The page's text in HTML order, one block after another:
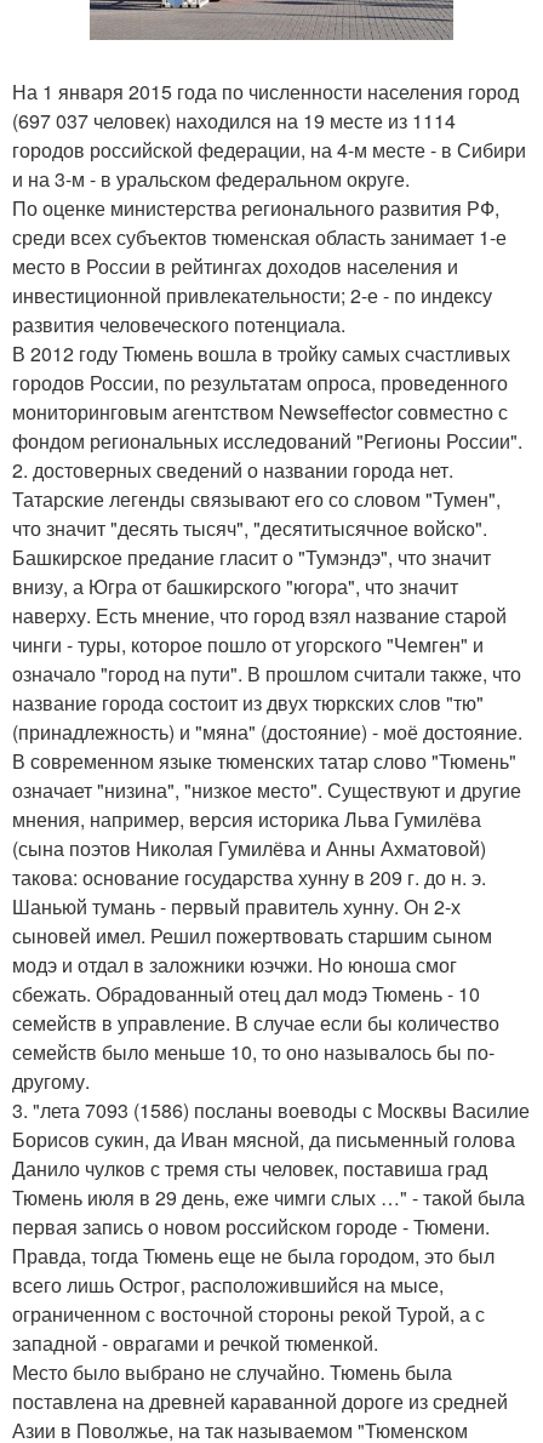
На 1 января 2015 года по численности населения город
(697 037 человек) находился на 19 месте из 1114
городов российской федерации, на 4-м месте - в Сибири
и на 3-м - в уральском федеральном округе.
По оценке министерства регионального развития РФ,
среди всех субъектов тюменская область занимает 1-е
место в России в рейтингах доходов населения и
инвестиционной привлекательности; 2-е - по индексу
развития человеческого потенциала.
В 2012 году Тюмень вошла в тройку самых счастливых
городов России, по результатам опроса, проведенного
мониторинговым агентством Newseffector совместно с
фондом региональных исследований "Регионы России".
2. достоверных сведений о названии города нет.
Татарские легенды связывают его со словом "Тумен",
что значит "десять тысяч", "десятитысячное войско".
Башкирское предание гласит о "Тумэндэ", что значит
внизу, а Югра от башкирского "югора", что значит
наверху. Есть мнение, что город взял название старой
чинги - туры, которое пошло от угорского "Чемген" и
означало "город на пути". В прошлом считали также, что
название города состоит из двух тюркских слов "тю"
(принадлежность) и "мяна" (достояние) - моё достояние.
В современном языке тюменских татар слово "Тюмень"
означает "низина", "низкое место". Существуют и другие
мнения, например, версия историка Льва Гумилёва
(сына поэтов Николая Гумилёва и Анны Ахматовой)
такова: основание государства хунну в 209 г. до н. э.
Шаньюй тумань - первый правитель хунну. Он 2-х
сыновей имел. Решил пожертвовать старшим сыном
модэ и отдал в заложники юэчжи. Но юноша смог
сбежать. Обрадованный отец дал модэ Тюмень - 10
семейств в управление. В случае если бы количество
семейств было меньше 10, то оно называлось бы по-
другому.
3. "лета 7093 (1586) посланы воеводы с Москвы Василие
Борисов сукин, да Иван мясной, да письменный голова
Данило чулков с тремя сты человек, поставиша град
Тюмень июля в 29 день, еже чимги слых …" - такой была
первая запись о новом российском городе - Тюмени.
Правда, тогда Тюмень еще не была городом, это был
всего лишь Острог, расположившийся на мысе,
ограниченном с восточной стороны рекой Турой, а с
западной - оврагами и речкой тюменкой.
Место было выбрано не случайно. Тюмень была
поставлена на древней караванной дороге из средней
Азии в Поволжье, на так называемом "Тюменском